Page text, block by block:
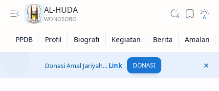
AL-HUDA
Donasi Amal Jariyah... Link DONASI